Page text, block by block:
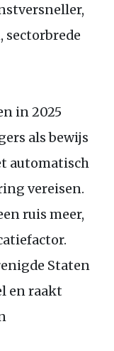
in 2025
als bewijs
automatisch
vereisen.
ruis meer,
Staten
en raakt